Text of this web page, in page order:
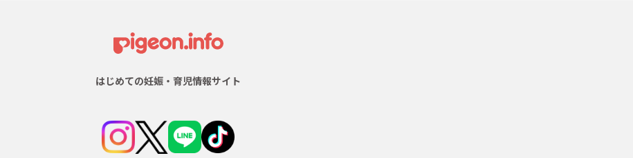
はじめての妊娠・育児情報サイト